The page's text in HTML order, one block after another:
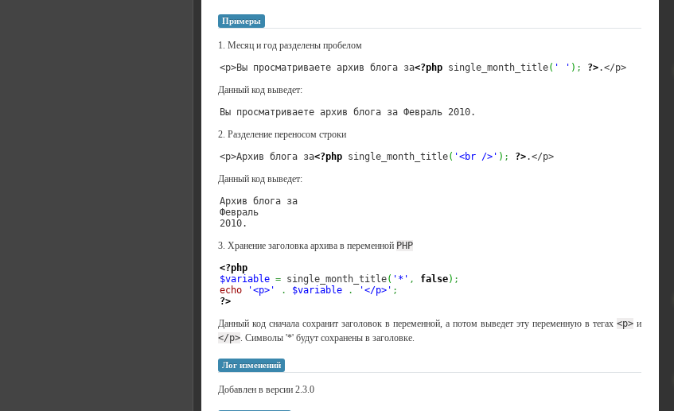
Примеры
1. Месяц и год разделены пробелом
<p>Вы просматриваете архив блога за<?php single_month_title( ' ' ) ; ?>.</p>
Данный код выведет:
Вы просматриваете архив блога за Февраль 2010.
2. Разделение переносом строки
<p>Архив блога за<?php single_month_title( '<br />' ) ; ?>.</p>
Данный код выведет:
Архив блога за
Февраль
2010.
3. Хранение заголовка архива в переменной PHP
<?php
$variable = single_month_title( '*' , false) ;
echo
'<p>' . $variable . '</p>' ;
?>
Данный код сначала сохранит заголовок в переменной, а потом выведет эту переменную в тегах <p> и
</p>. Символы '*' будут сохранены в заголовке.
Лог изменений
Добавлен в версии 2.3.0